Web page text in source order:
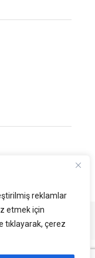
reklamlar
etmek için
tıklayarak, çerez
| 2026